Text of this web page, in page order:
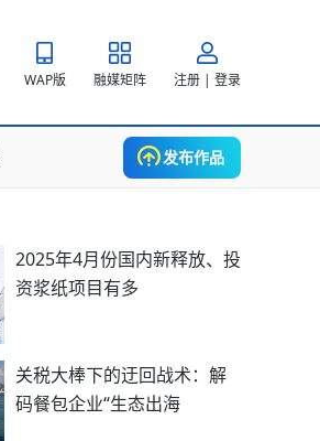
WAP版 融媒矩阵 注册 | 登录
发布作品
2025年4月份国内新释放、投
资浆纸项目有多
关税大棒下的迂回战术：解
码餐包企业“生态出海